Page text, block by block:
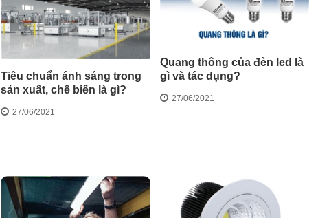
Tiêu chuẩn ánh sáng trong
sản xuất, chế biến là gì?
27/06/2021
Quang thông của đèn led là
gì và tác dụng?
27/06/2021